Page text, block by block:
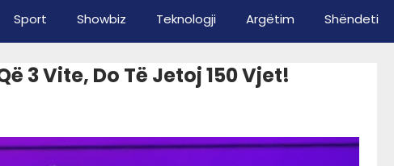
Sport Showbiz Teknologji Argëtim Shëndeti
3 Vite, Do Të Jetoj 150 Vjet!